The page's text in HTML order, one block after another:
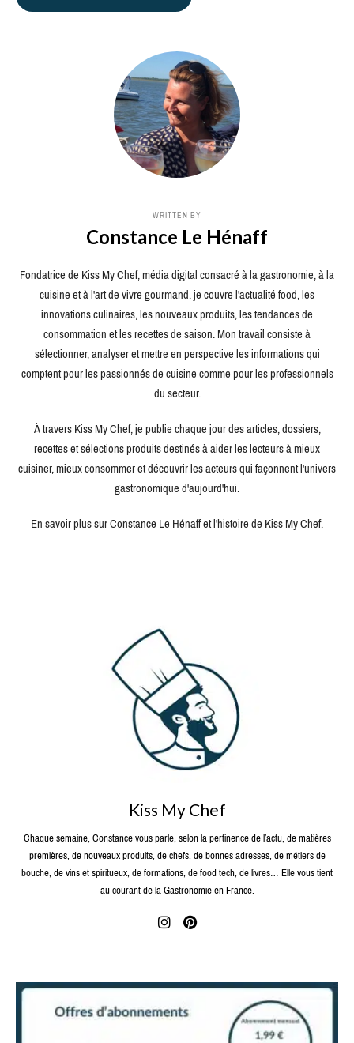
WRITTEN BY
Constance Le Hénaff
Fondatrice de Kiss My Chef, média digital consacré à la gastronomie, à la
cuisine et à l'art de vivre gourmand, je couvre l'actualité food, les
innovations culinaires, les nouveaux produits, les tendances de
consommation et les recettes de saison. Mon travail consiste à
sélectionner, analyser et mettre en perspective les informations qui
comptent pour les passionnés de cuisine comme pour les professionnels
du secteur.
À travers Kiss My Chef, je publie chaque jour des articles, dossiers,
recettes et sélections produits destinés à aider les lecteurs à mieux
cuisiner, mieux consommer et découvrir les acteurs qui façonnent l'univers
gastronomique d'aujourd'hui.
En savoir plus sur Constance Le Hénaff et l'histoire de Kiss My Chef.
Kiss My Chef
Chaque semaine, Constance vous parle, selon la pertinence de l’actu, de matières
premières, de nouveaux produits, de chefs, de bonnes adresses, de métiers de
bouche, de vins et spiritueux, de formations, de food tech, de livres… Elle vous tient
au courant de la Gastronomie en France.